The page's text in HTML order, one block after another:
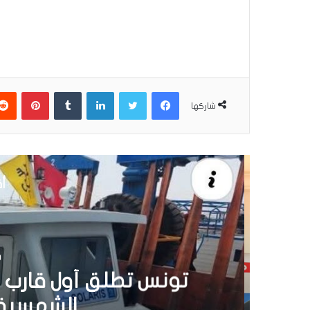
شاركها
فيسبوكتويتر لينكدإن
30
تونس تطلق أول قارب